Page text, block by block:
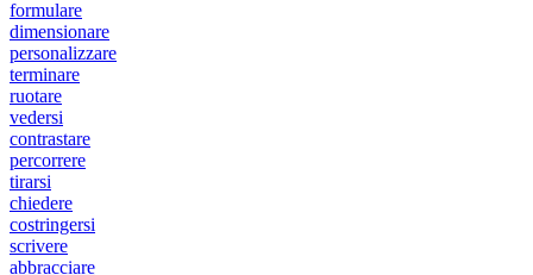
formulare
dimensionare
personalizzare
terminare
ruotare
vedersi
contrastare
percorrere
tirarsi
chiedere
costringersi
scrivere
abbracciare